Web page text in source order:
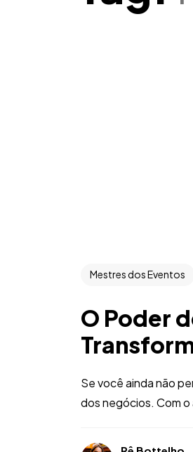
Mestres dos Eventos
O Poder
Se você ainda não
dos negócios. Com